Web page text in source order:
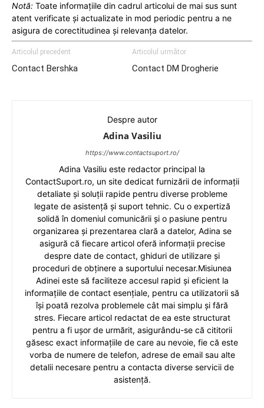
Notă: Toate informațiile din cadrul articolui de mai sus sunt
atent verificate și actualizate in mod periodic pentru a ne
asigura de corectitudinea și relevanța datelor.
Articolul precedent
Contact Bershka
Articolul următor
Contact DM Drogherie
Despre autor
Adina Vasiliu
https://www.contactsuport.ro/
Adina Vasiliu este redactor principal la
ContactSuport.ro, un site dedicat furnizării de informații
detaliate și soluții rapide pentru diverse probleme
legate de asistență și suport tehnic. Cu o expertiză
solidă în domeniul comunicării și o pasiune pentru
organizarea și prezentarea clară a datelor, Adina se
asigură că fiecare articol oferă informații precise
despre date de contact, ghiduri de utilizare și
proceduri de obținere a suportului necesar.Misiunea
Adinei este să faciliteze accesul rapid și eficient la
informațiile de contact esențiale, pentru ca utilizatorii să
își poată rezolva problemele cât mai simplu și fără
stres. Fiecare articol redactat de ea este structurat
pentru a fi ușor de urmărit, asigurându-se că cititorii
găsesc exact informațiile de care au nevoie, fie că este
vorba de numere de telefon, adrese de email sau alte
detalii necesare pentru a contacta diverse servicii de
asistență.